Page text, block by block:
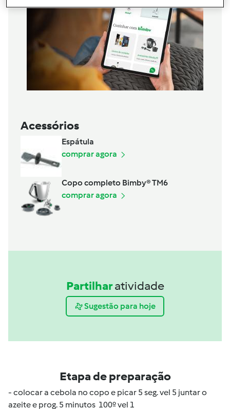
Acessórios
Espátula
comprar agora
Copo completo Bimby® TM6
comprar agora
Partilharatividade
Sugestão para hoje
Etapa de preparação
- colocar a cebola no copo e picar 5 seg. vel 5 juntar o
azeite e prog. 5 minutos 100º vel 1